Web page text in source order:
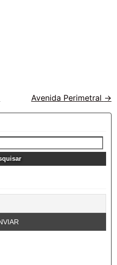
Avenida Perimetral →